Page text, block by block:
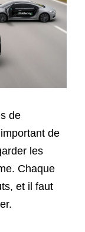
de
de
les
Chaque
et il faut